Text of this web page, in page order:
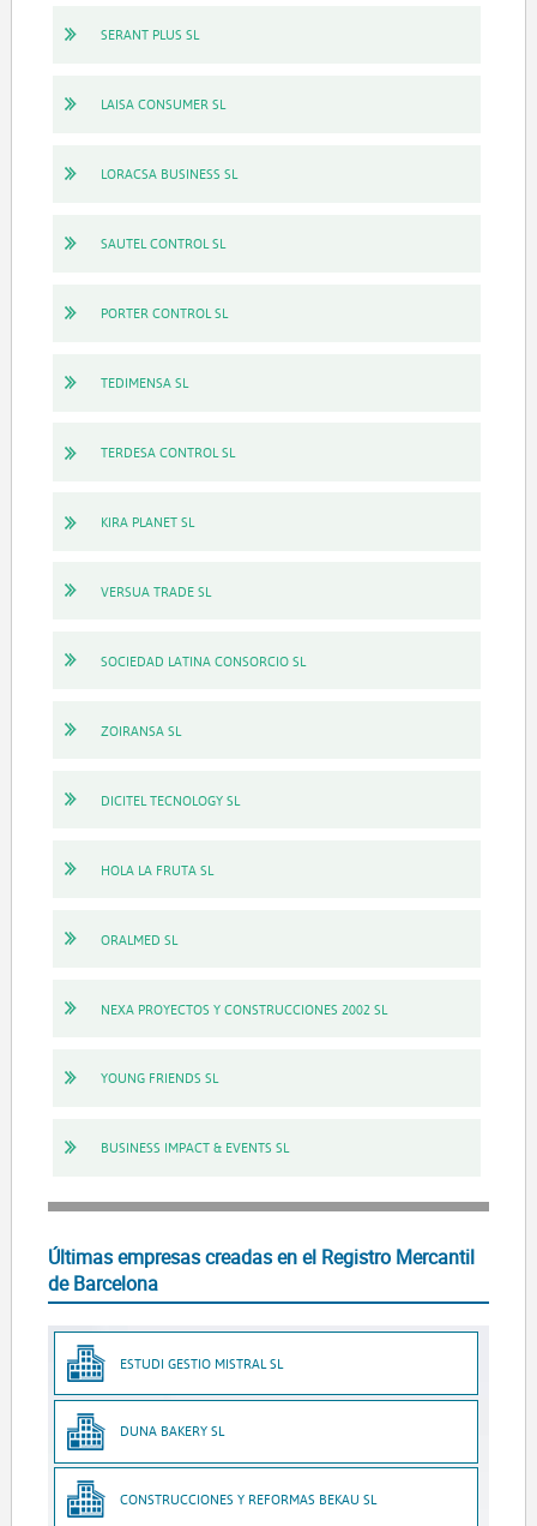
SERANT PLUS SL
LAISA CONSUMER SL
LORACSA BUSINESS SL
SAUTEL CONTROL SL
PORTER CONTROL SL
TEDIMENSA SL
TERDESA CONTROL SL
KIRA PLANET SL
VERSUA TRADE SL
SOCIEDAD LATINA CONSORCIO SL
ZOIRANSA SL
DICITEL TECNOLOGY SL
HOLA LA FRUTA SL
ORALMED SL
NEXA PROYECTOS Y CONSTRUCCIONES 2002 SL
YOUNG FRIENDS SL
BUSINESS IMPACT & EVENTS SL
Últimas empresas creadas en el Registro Mercantil
de Barcelona
ESTUDI GESTIO MISTRAL SL
DUNA BAKERY SL
CONSTRUCCIONES Y REFORMAS BEKAU SL